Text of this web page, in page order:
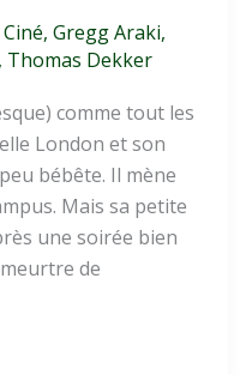
, Gregg Araki,
, Thomas Dekker
comme tout les
London et son
bébête. Il mène
Mais sa petite
une soirée bien
de